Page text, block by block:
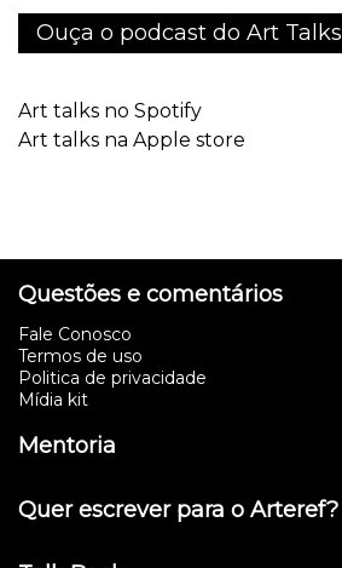
Ouça o podcast do Art Talks
Art talks no Spotify
Art talks na Apple store
Questões e comentários
Fale Conosco
Termos de uso
Politica de privacidade
Mídia kit
Mentoria
Quer escrever para o Arteref?